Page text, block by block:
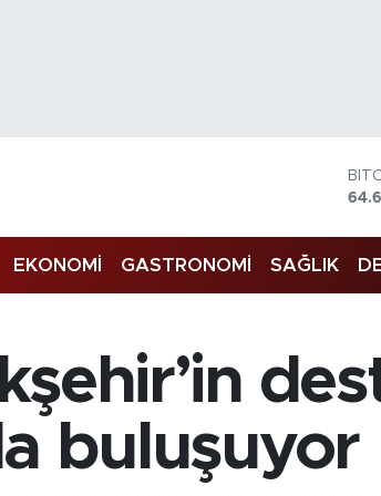
EKONOMİ GASTRONOMİ SAĞLIK
buluşuyor